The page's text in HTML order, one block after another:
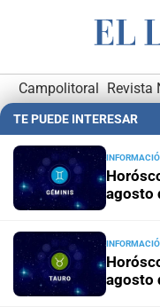
Campolitoral Revista
Podcasts Mirador
Hemeroteca Digital
TE PUEDE INTERESAR
agosto
agosto